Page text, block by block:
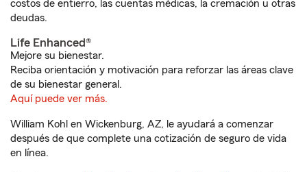
costos de entierro, las cuentas médicas, la cremación u otras
deudas.
Life Enhanced®
Mejore su bienestar.
Reciba orientación y motivación para reforzar las áreas clave
de su bienestar general.
Aquí puede ver más.
William Kohl en Wickenburg, AZ, le ayudará a comenzar
después de que complete una cotización de seguro de vida
en línea.